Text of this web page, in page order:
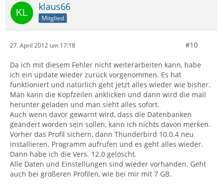
klaus66
Mitglied
27. April 2012 um 17:18 #10
Da ich mit diesem Fehler nicht weiterarbeiten kann, habe
ich ein update wieder zurück vorgenommen. Es hat
funktioniert und natürlich geht jetzt alles wieder wie bisher.
Man kann die Kopfzeilen anklicken und dann wird die mail
herunter geladen und man sieht alles sofort.
Auch wenn davor gewarnt wird, dass die Datenbanken
geändert worden sein sollen, kann ich nichts davon merken.
Vorher das Profil sichern, dann Thunderbird 10.0.4 neu
installieren. Programm aufrufen und es geht alles wieder.
Dann habe ich die Vers. 12.0 gelöscht.
Alle Daten und Einstellungen sind wieder vorhanden. Geht
auch bei größeren Profilen, wie bei mir mit 7 GB.